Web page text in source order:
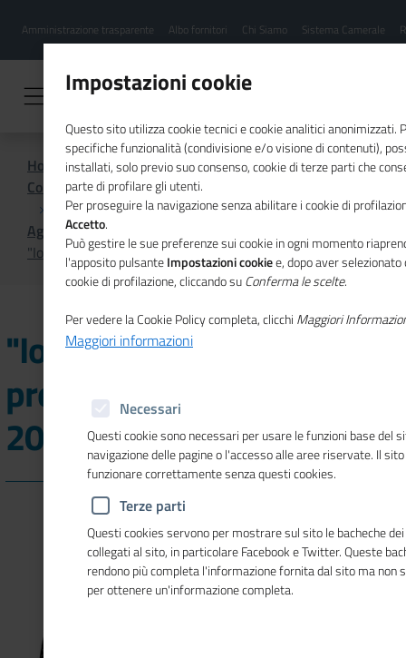
contenuto
Menu
hamburgher
Amministrazione trasparente Albo fornitori Chi Siamo Sistema Camerale
Home
Comunicazione istituzionale per il sistema camerale
Agenda
"Io sono cultura", presentazione Rapporto 2019
"Io sono cultura",
presentazione Rapporto
2019
Impostazioni cookie
Questo sito utilizza cookie tecnici e cookie analitici anonimizzati.
specifiche funzionalità (condivisione e/o visione di contenuti),
installati, solo previo suo consenso, cookie di terze parti che
parte di profilare gli utenti.
Per proseguire la navigazione senza abilitare i cookie di
Accetto.
Può gestire le sue preferenze sui cookie in ogni momento
l'apposito pulsanteImpostazioni cookiee, dopo aver
cookie di profilazione, cliccando suConferma le scelte.
Per vedere la Cookie Policy completa, clicchi Maggiori
Maggiori informazioni
Necessari
Questi cookie sono necessari per usare le funzioni base del
navigazione delle pagine o l'accesso alle aree riservate. Il
funzionare correttamente senza questi cookies.
Terze parti
Questi cookies servono per mostrare sul sito le bacheche
collegati al sito, in particolare Facebook e Twitter. Queste
rendono più completa l'informazione fornita dal sito ma non
per ottenere un'informazione completa.